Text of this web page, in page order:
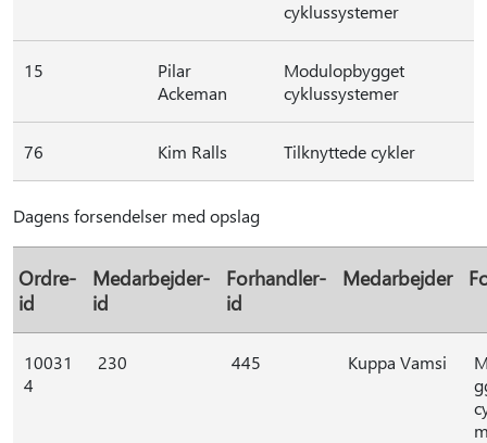
cyklussystemer
15
Pilar
Ackeman
Modulopbygget
cyklussystemer
76 Kim Ralls Tilknyttede cykler
Dagens forsendelser med opslag
Ordre-
id
Medarbejder-
id
Forhandler-
id
Medarbejder
10031
4
230 445 Kuppa Vamsi